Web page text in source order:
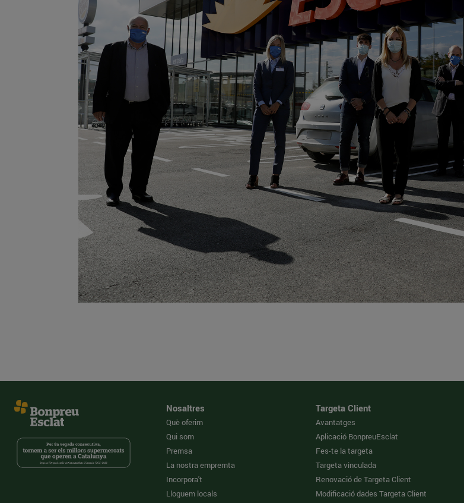
Nosaltres
Què oferim
Qui som
Premsa
La nostra empremta
Incorpora't
Lloguem locals
Targeta Client
Avantatges
Aplicació BonpreuEsclat
Fes-te la targeta
Targeta vinculada
Renovació de Targeta Client
Modificació dades Targeta Client